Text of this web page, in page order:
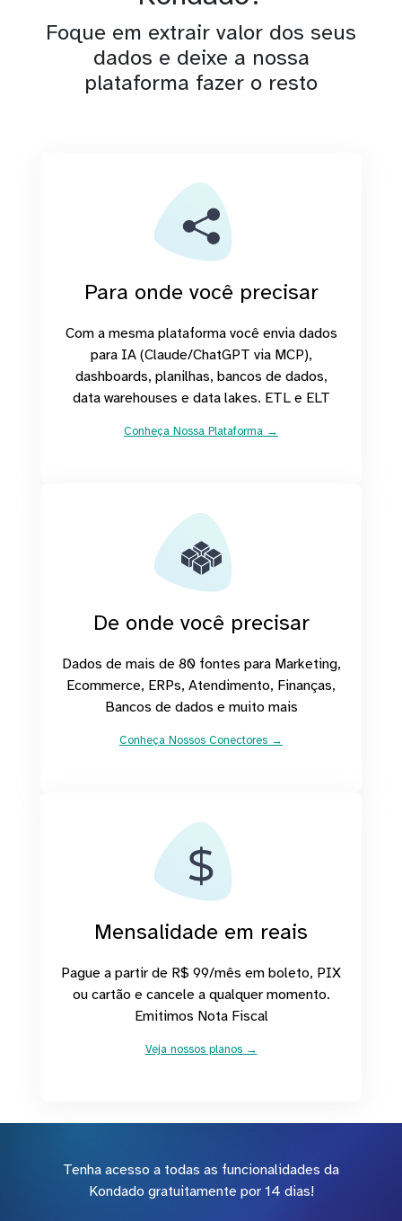
Foque em extrair valor dos seus
dados e deixe a nossa
plataforma fazer o resto
Para onde você precisar
Com a mesma plataforma você envia dados
para IA (Claude/ChatGPT via MCP),
dashboards, planilhas, bancos de dados,
data warehouses e data lakes. ETL e ELT
Conheça Nossa Plataforma →
De onde você precisar
Dados de mais de 80 fontes para Marketing,
Ecommerce, ERPs, Atendimento, Finanças,
Bancos de dados e muito mais
Conheça Nossos Conectores →
Mensalidade em reais
Pague a partir de R$ 99/mês em boleto, PIX
ou cartão e cancele a qualquer momento.
Emitimos Nota Fiscal
Veja nossos planos →
Tenha acesso a todas as funcionalidades da
Kondado gratuitamente por 14 dias!